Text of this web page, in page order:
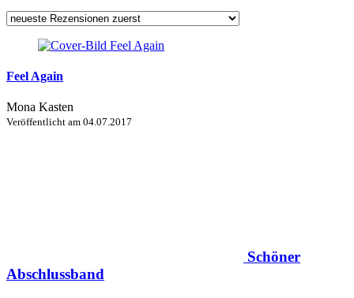
Feel Again
Mona Kasten
Veröffentlicht am 04.07.2017
Schöner
Abschlussband